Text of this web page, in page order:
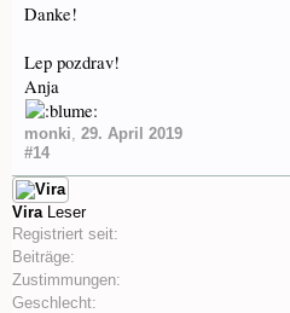
Danke!
Lep pozdrav!
Anja
monki, 29. April 2019
#14
Vira Leser
Registriert seit:
Beiträge:
Zustimmungen:
Geschlecht: